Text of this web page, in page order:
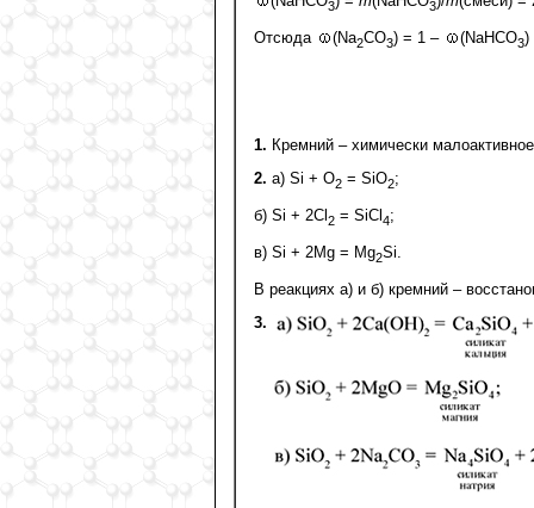
3 3
Отсюда (Na2CO3) = 1 – (NaHCO3)
1. Кремний – химически
2. a) Si + O2 = SiO2;
б) Si + 2Cl 2 = SiCl 4;
в) Si + 2Mg = Mg2Si.
В реакциях а) и б) кремний –
3.